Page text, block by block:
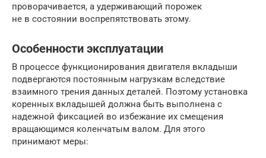
проворачивается, а удерживающий порожек
не в состоянии воспрепятствовать этому.
Особенности эксплуатации
В процессе функционирования двигателя вкладыши
подвергаются постоянным нагрузкам вследствие
взаимного трения данных деталей. Поэтому установка
коренных вкладышей должна быть выполнена с
надежной фиксацией во избежание их смещения
вращающимся коленчатым валом. Для этого
принимают меры: